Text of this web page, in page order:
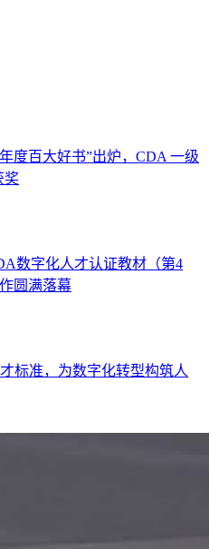
度百大好书”出炉，CDA 一级
奖
数字化人才认证教材（第4
圆满落幕
标准，为数字化转型构筑人